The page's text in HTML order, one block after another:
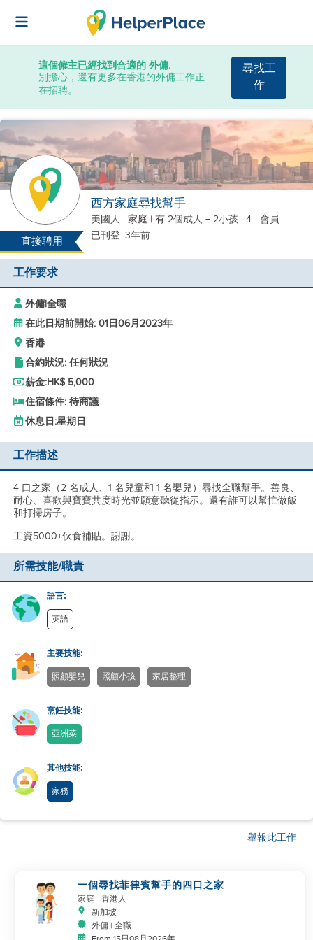
這個僱主已經找到合適的 外傭.
別擔心，還有更多在香港的外傭工作正
在招聘。
尋找工
作
直接聘用
西方家庭尋找幫手
美國人 | 家庭 | 有 2個成人 + 2小孩 | 4 - 會員
已刊登: 3年前
工作要求
外傭|全職
在此日期前開始: 01日06月2023年
香港
合約狀況: 任何狀況
薪金:HK$ 5,000
住宿條件: 待商議
休息日:星期日
工作描述
4 口之家（2 名成人、1 名兒童和 1 名嬰兒）尋找全職幫手。善良、
耐心、喜歡與寶寶共度時光並願意聽從指示。還有誰可以幫忙做飯
和打掃房子。
工資5000+伙食補貼。謝謝。
所需技能/職責
語言:
英語
主要技能:
照顧嬰兒 照顧小孩 家居整理
烹飪技能:
亞洲菜
其他技能:
家務
舉報此工作
一個尋找菲律賓幫手的四口之家
家庭 - 香港人
新加坡
外傭 | 全職